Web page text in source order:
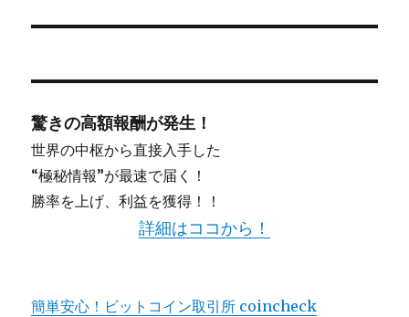
驚きの高額報酬が発生！
世界の中枢から直接入手した
“極秘情報”が最速で届く！
勝率を上げ、利益を獲得！！
詳細はココから！
簡単安心！ビットコイン取引所 coincheck